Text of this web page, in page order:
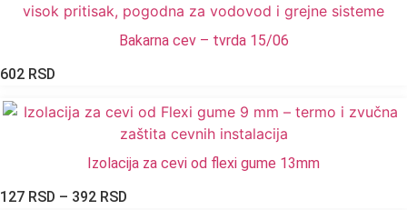
Bakarna cev – tvrda 15/06
602 RSD
Izolacija za cevi od flexi gume 13mm
127 RSD – 392 RSD